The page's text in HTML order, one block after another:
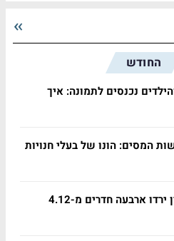
החודש
נכנסים לתמונה: איך
המסים: הונו של בעלי חנויות
תל בנימין: באותו בניין ירדו ארבעה חדרים מ-4.12